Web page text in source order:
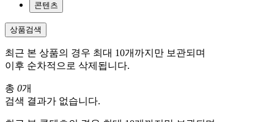
콘텐츠
상품검색
최근 본 상품의 경우 최대 10개까지만 보관되며
이후 순차적으로 삭제됩니다.
총 0개
검색 결과가 없습니다.